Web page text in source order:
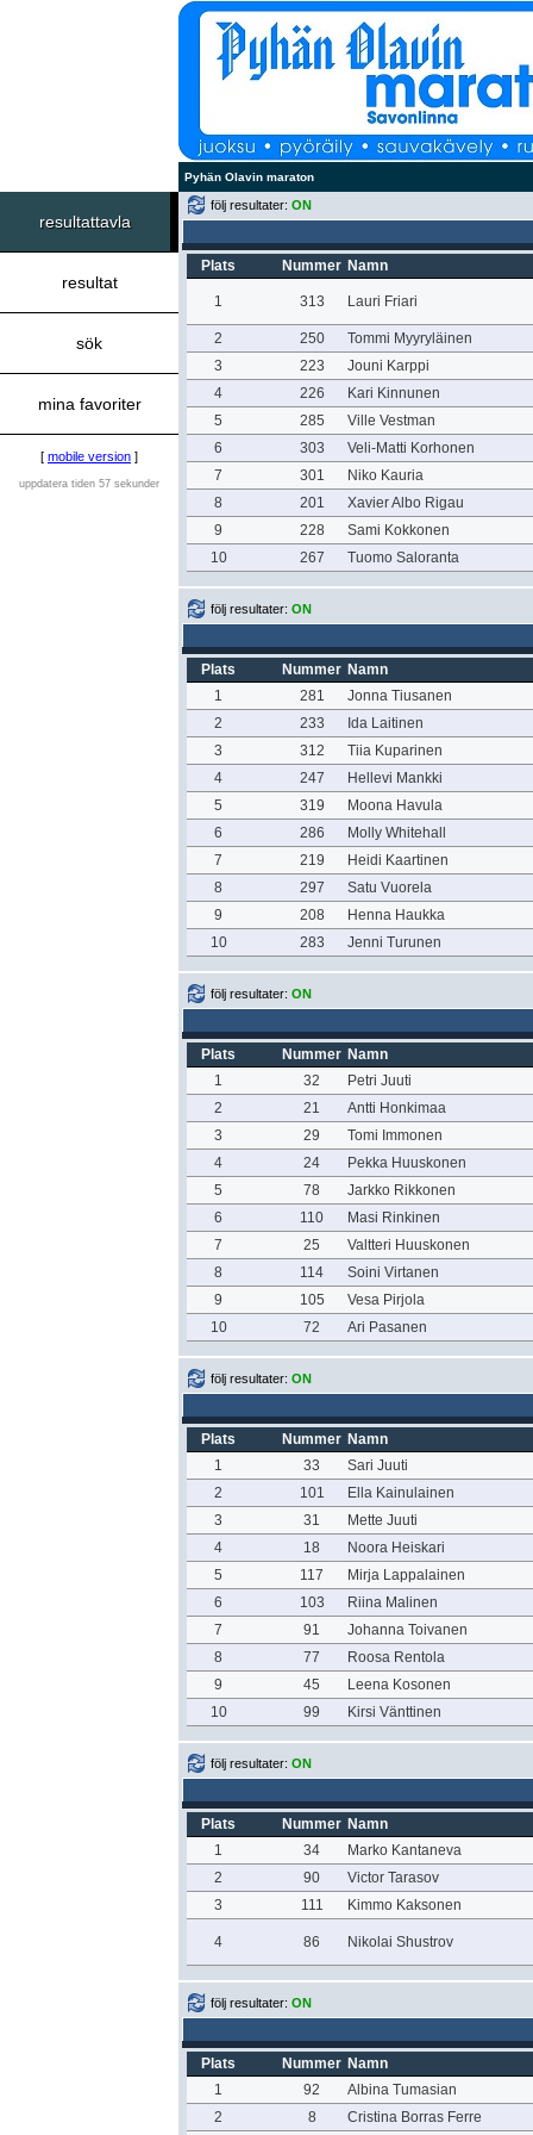
Pyhän Olavin maraton
resultattavla
resultat
sök
mina favoriter
[ mobile version ]
uppdatera tiden 57 sekunder
följ resultater: ON
Plats Nummer Namn
1 313 Lauri Friari
2 250
Tommi Myyryläinen
3
223
Jouni Karppi
4
226
Kari Kinnunen
5
285
Ville Vestman
6
303
Veli-Matti Korhonen
7
301
Niko Kauria
8
201
Xavier Albo Rigau
9
228
Sami Kokkonen
10
267 Tuomo Saloranta
följ resultater: ON
Plats Nummer Namn
1
281
Jonna Tiusanen
2
233
Ida Laitinen
3
312
Tiia Kuparinen
4
247
Hellevi Mankki
5
319
Moona Havula
6
286
Molly Whitehall
7
219
Heidi Kaartinen
8
297
Satu Vuorela
9
208
Henna Haukka
10
283 Jenni Turunen
följ resultater: ON
Plats Nummer Namn
1
32
Petri Juuti
2
21
Antti Honkimaa
3
29
Tomi Immonen
4
24
Pekka Huuskonen
5
78
Jarkko Rikkonen
6
110
Masi Rinkinen
7
25
Valtteri Huuskonen
8
114
Soini Virtanen
9
105
Vesa Pirjola
10
72 Ari Pasanen
följ resultater: ON
Plats Nummer Namn
1
33
Sari Juuti
2
101
Ella Kainulainen
3
31
Mette Juuti
4
18
Noora Heiskari
5
117
Mirja Lappalainen
6
103
Riina Malinen
7
91
Johanna Toivanen
8
77
Roosa Rentola
9
45
Leena Kosonen
10
99 Kirsi Vänttinen
följ resultater: ON
Plats Nummer Namn
1
34
Marko Kantaneva
2
90
Victor Tarasov
3
111 Kimmo Kaksonen
4 86 Nikolai Shustrov
följ resultater: ON
Plats Nummer Namn
1
92
Albina Tumasian
2
8 Cristina Borras Ferre